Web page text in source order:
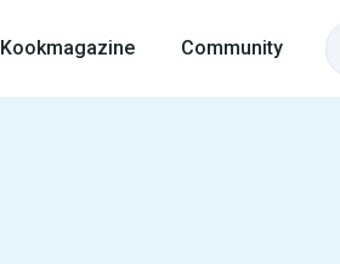
Kookmagazine Community